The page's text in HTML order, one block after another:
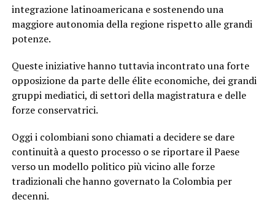
integrazione latinoamericana e sostenendo una
maggiore autonomia della regione rispetto alle grandi
potenze.
Queste iniziative hanno tuttavia incontrato una forte
opposizione da parte delle élite economiche, dei grandi
gruppi mediatici, di settori della magistratura e delle
forze conservatrici.
Oggi i colombiani sono chiamati a decidere se dare
continuità a questo processo o se riportare il Paese
verso un modello politico più vicino alle forze
tradizionali che hanno governato la Colombia per
decenni.